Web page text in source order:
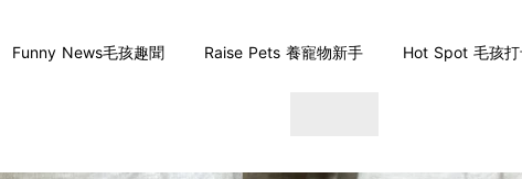
Funny News毛孩趣聞 Raise Pets 養寵物新手 Hot Spot 毛孩